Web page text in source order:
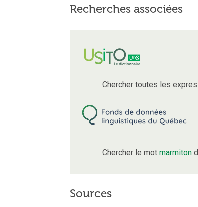
Recherches associées
Chercher toutes les
Chercher le mot marmiton
Sources